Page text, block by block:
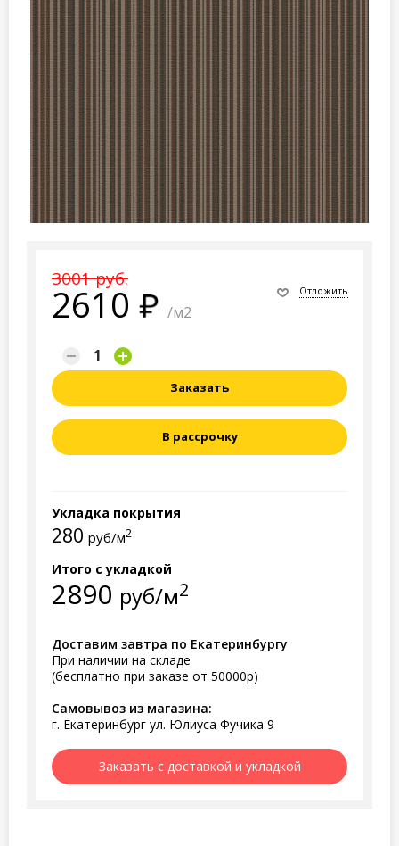
3001 руб.
2610 /м2
Отложить
Заказать
В рассрочку
Укладка покрытия
280 руб/м2
Итого с укладкой
2890 руб/м2
Доставим завтра по Екатеринбургу
При наличии на складе
(бесплатно при заказе от 50000р)
Самовывоз из магазина:
г. Екатеринбург ул. Юлиуса Фучика 9
Заказать с доставкой и укладкой